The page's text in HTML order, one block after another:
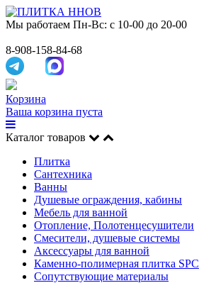
Мы работаем Пн-Вс: с 10-00 до 20-00
8-908-158-84-68
Корзина
Ваша корзина пуста
Каталог товаров
Плитка
Сантехника
Ванны
Душевые ограждения, кабины
Мебель для ванной
Отопление, Полотенцесушители
Смесители, душевые системы
Аксессуары для ванной
Каменно-полимерная плитка SPC
Сопутствующие материалы